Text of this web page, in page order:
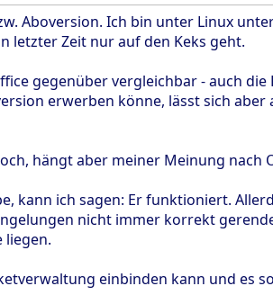
Aboversion. Ich bin unter Linux
letzter Zeit nur auf den Keks geht.
gegenüber vergleichbar - auch
erwerben könne, lässt sich
hängt aber meiner Meinung nach
kann ich sagen: Er funktioniert.
nicht immer korrekt
liegen.
einbinden kann und es